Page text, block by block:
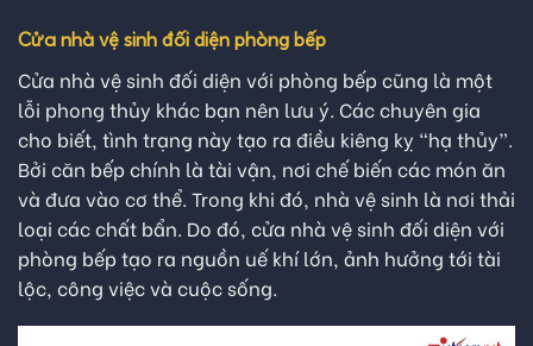
Cửa nhà vệ sinh đối diện phòng bếp
Cửa nhà vệ sinh đối diện với phòng bếp cũng là một
lỗi phong thủy khác bạn nên lưu ý. Các chuyên gia
cho biết, tình trạng này tạo ra điều kiêng kỵ “hạ thủy”.
Bởi căn bếp chính là tài vận, nơi chế biến các món ăn
và đưa vào cơ thể. Trong khi đó, nhà vệ sinh là nơi thải
loại các chất bẩn. Do đó, cửa nhà vệ sinh đối diện với
phòng bếp tạo ra nguồn uế khí lớn, ảnh hưởng tới tài
lộc, công việc và cuộc sống.